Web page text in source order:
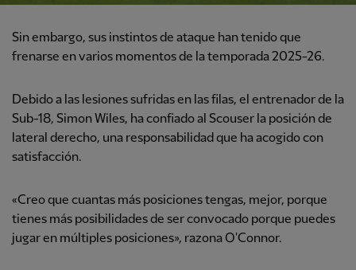
Sin embargo, sus instintos de ataque han tenido que
frenarse en varios momentos de la temporada 2025-26.
Debido a las lesiones sufridas en las filas, el entrenador de la
Sub-18, Simon Wiles, ha confiado al Scouser la posición de
lateral derecho, una responsabilidad que ha acogido con
satisfacción.
«Creo que cuantas más posiciones tengas, mejor, porque
tienes más posibilidades de ser convocado porque puedes
jugar en múltiples posiciones», razona O'Connor.